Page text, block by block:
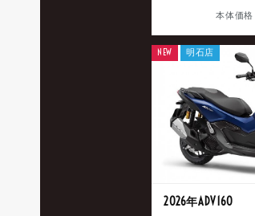
本体価格
2026年ADV160
NEW 明石店